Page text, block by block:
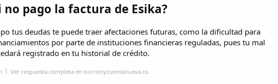
no pago la factura de Esika?
tus deudas te puede traer afectaciones futuras, como la dificultad para
por parte de instituciones financieras reguladas, pues tu mal
registrado en tu historial de crédito.
Ver respuesta completa en borronycuentanueva.co